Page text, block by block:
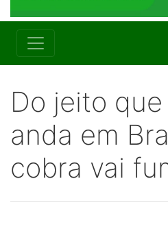
Do jeito
anda em
cobra vai